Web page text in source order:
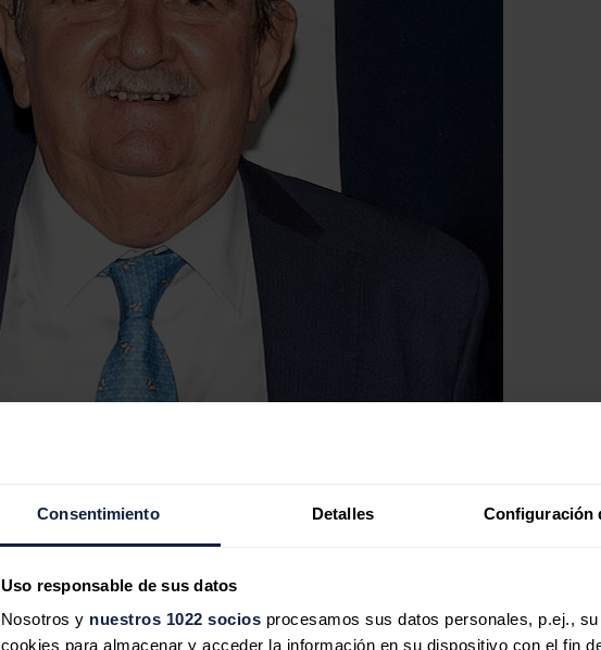
Consentimiento Detalles Configuración
Uso responsable de sus datos
Nosotros y nuestros 1022 socios procesamos sus datos personales, p.ej.,
cookies para almacenar y acceder la información en su dispositivo con el fin